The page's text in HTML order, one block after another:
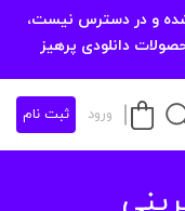
و در دسترس نیست،
دانلودی پرهیز
ورود ثبت نام